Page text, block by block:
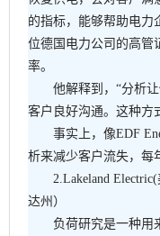
的指标，能够帮助电力
位德国电力公司的高管
率。
他解释到，“分析
客户良好沟通。这种方
事实上，像EDF
析来减少客户流失，每
2.Lakeland
达州）
负荷研究是一种用